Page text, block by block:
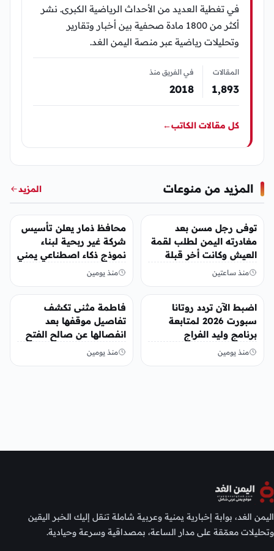
في تغطية العديد من الأحداث الرياضية الكبرى. نشر
أكثر من 1800 مادة صحفية بين أخبار وتقارير
وتحليلات رياضية عبر منصة اليمن الغد.
المقالات
1٬893
في الفريق منذ
2018
كل مقالات الكاتب←
المزيد من منوعات المزيد
منوعات
توفى رجل مسن بعد
مغادرته اليمن لطلب لقمة
العيش وكانت أخر قبلة
يقدمها لإبنته
منذ ساعتين
منوعات
محافظ ذمار يعلن تأسيس
شركة غير ربحية لبناء
نموذج ذكاء اصطناعي يمني
منذ يومين
منوعات
اضبط الآن تردد روتانا
سبورت 2026 لمتابعة
برنامج وليد الفراج
منذ يومين
منوعات
فاطمة مثنى تكشف
تفاصيل موقفها بعد
انفصالها عن صالح الفتح
منذ يومين
اليمن الغد، بوابة إخبارية يمنية وعربية شاملة تنقل إليك الخبر اليقين
وتحليلات معمّقة على مدار الساعة، بمصداقية وسرعة وحيادية.